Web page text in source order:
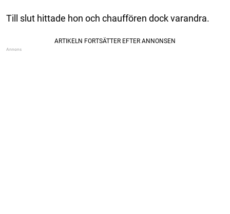
Till slut hittade hon och chauffören dock varandra.